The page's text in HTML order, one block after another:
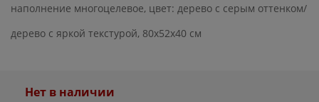
наполнение многоцелевое, цвет: дерево с серым оттенком/
дерево с яркой текстурой, 80x52x40 см
Нет в наличии